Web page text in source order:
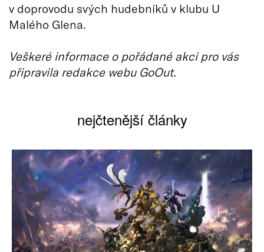
v doprovodu svých hudebníků v klubu U
Malého Glena.
Veškeré informace o pořádané akci pro vás
připravila redakce webu GoOut.
nejčtenější články